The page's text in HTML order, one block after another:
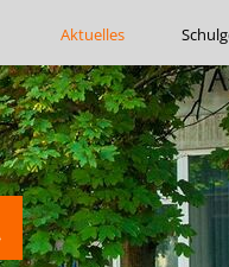
überspringen
Aktuelles